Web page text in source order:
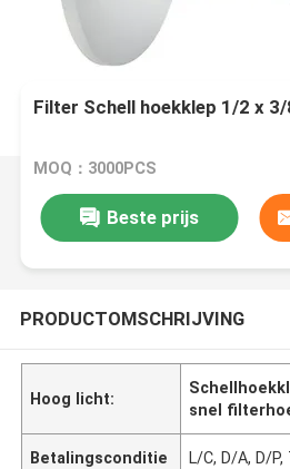
Filter Schell hoekklep 1/2 x
MOQ：3000PCS
Beste prijs
PRODUCTOMSCHRIJVING
Hoog licht:
snel
Betalingsconditie
L/C, D/A, D/